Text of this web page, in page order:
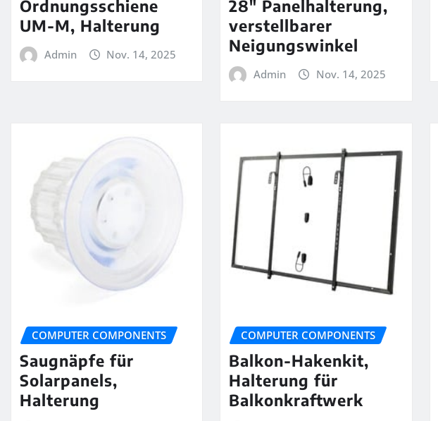
Ordnungsschiene
UM-M, Halterung
Admin Nov. 14, 2025
28″ Panelhalterung,
verstellbarer
Neigungswinkel
Admin Nov. 14, 2025
COMPUTER COMPONENTS
Saugnäpfe für
Solarpanels,
Halterung
COMPUTER COMPONENTS
Balkon-Hakenkit,
Halterung für
Balkonkraftwerk